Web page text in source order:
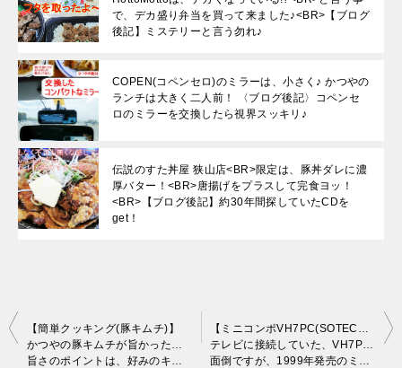
で、デカ盛り弁当を買って来ました♪<BR>【ブログ
後記】ミステリーと言う勿れ♪
COPEN(コペンセロ)のミラーは、小さく♪ かつやの
ランチは大きく二人前！ 〈ブログ後記〉コペンセ
ロのミラーを交換したら視界スッキリ♪
伝説のすた丼屋 狭山店<BR>限定は、豚丼ダレに濃
厚バター！<BR>唐揚げをプラスして完食ヨッ！
<BR>【ブログ後記】約30年間探していたCDを
get！
投
【簡単クッキング(豚キムチ)】
かつやの豚キムチが旨かったので、私も作って見ました！
旨さのポイントは、好みのキムチ選びか!?
【ミニコンポVH7PC(SOTEC、KENWOOD)て、知ってますか？】
テレビに接続していた、VH7PCの音がプツプツと途切れる!?
面倒ですが、1999年発売のミニコンポVH7PCをプチ修理♪